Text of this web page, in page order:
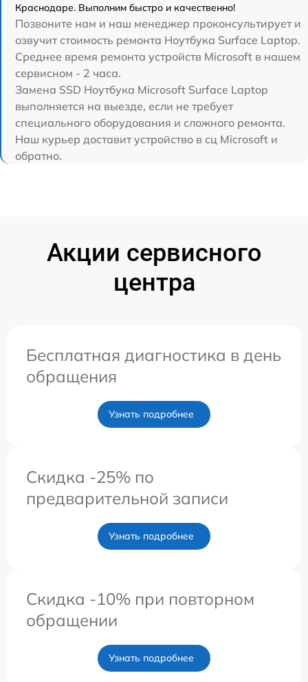
Краснодаре. Выполним быстро и качественно!
Позвоните нам и наш менеджер проконсультирует и
озвучит стоимость ремонта Ноутбука Surface Laptop.
Среднее время ремонта устройств Microsoft в нашем
сервисном - 2 часа.
Замена SSD Ноутбука Microsoft Surface Laptop
выполняется на выезде, если не требует
специального оборудования и сложного ремонта.
Наш курьер доставит устройство в сц Microsoft и
обратно.
Акции сервисного
центра
Бесплатная диагностика в день
обращения
Узнать подробнее
Скидка -25% по
предварительной записи
Узнать подробнее
Скидка -10% при повторном
обращении
Узнать подробнее